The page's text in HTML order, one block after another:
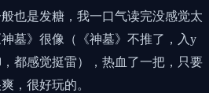
也是发糖，我一口气读完没感觉太
墓》很像（《神墓》不推了，入y
都感觉挺雷），热血了一把，只要
，很好玩的。